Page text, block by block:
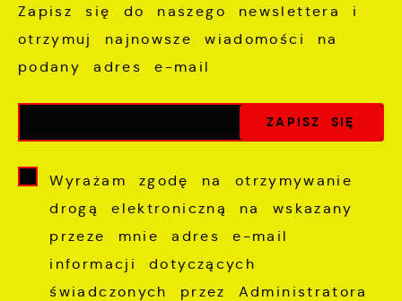
Zapisz się do naszego newslettera i
otrzymuj najnowsze wiadomości na
podany adres e-mail
Wyrażam zgodę na otrzymywanie
drogą elektroniczną na wskazany
przeze mnie adres e-mail
informacji dotyczących
świadczonych przez Administratora